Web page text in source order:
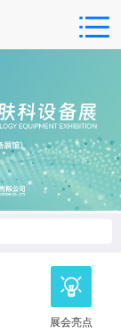
展会亮点